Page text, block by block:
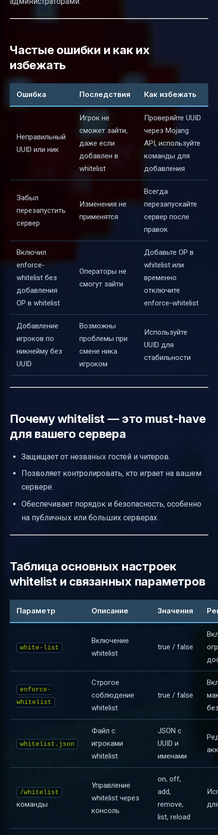
Частые ошибки и как их
избежать
Ошибка Последствия Как избежать
Неправильный
UUID или ник
Игрок не
сможет зайти,
даже если
добавлен в
whitelist
Проверяйте UUID
через Mojang
API, используйте
команды для
добавления
Забыл
перезапустить
сервер
Изменения не
применятся
Всегда
перезапускайте
сервер после
правок
Включил
enforce-
whitelist без
добавления
OP в whitelist
Операторы не
смогут зайти
Добавьте OP в
whitelist или
временно
отключите
enforce-whitelist
Добавление
игроков по
никнейму без
UUID
Возможны
проблемы при
смене ника
игроком
Используйте
UUID для
стабильности
Почему whitelist — это must-have
для вашего сервера
Защищает от незваных гостей и читеров.
Позволяет контролировать, кто играет на вашем
сервере.
Обеспечивает порядок и безопасность, особенно
на публичных или больших серверах.
Таблица основных настроек
whitelist и связанных параметров
Параметр Описание Значения
white-list
Включение
whitelist
true / false
enforce-
whitelist
Строгое
соблюдение
whitelist
true / false
whitelist.json
Файл с
игроками
whitelist
JSON с
UUID и
именами
/whitelist
команды
Управление
whitelist через
консоль
on, off,
add,
remove,
list, reload